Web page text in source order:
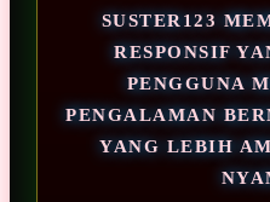
SUSTER123
RESPONSIF
PENGGUNA
PENGALAMAN
YANG LEBIH